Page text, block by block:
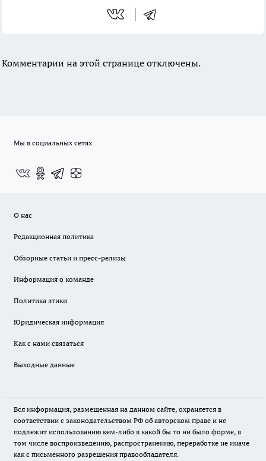
Комментарии на этой странице отключены.
Мы в социальных сетях
О нас
Редакционная политика
Обзорные статьи и пресс-релизы
Информация о команде
Политика этики
Юридическая информация
Как с нами связаться
Выходные данные
Вся информация, размещенная на данном сайте, охраняется в
соответствии с законодательством РФ об авторском праве и не
подлежит использованию кем-либо в какой бы то ни было форме, в
том числе воспроизведению, распространению, переработке не иначе
как с письменного разрешения правообладателя.